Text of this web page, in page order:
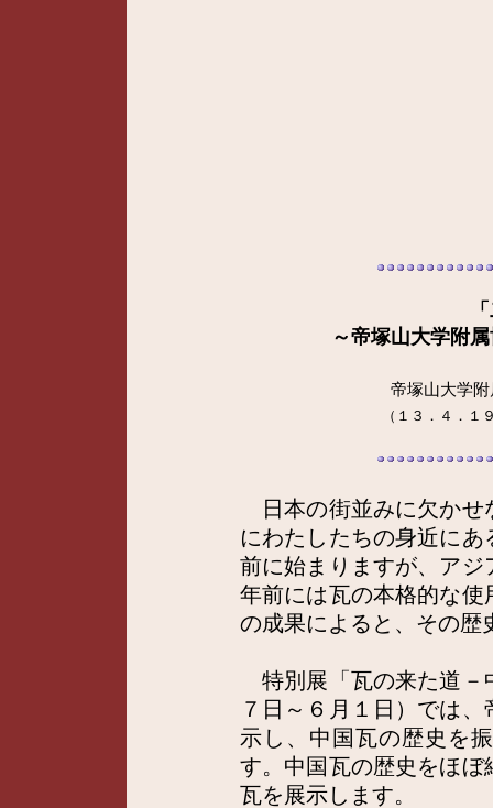
～帝塚山大学附
帝塚山大学
（１３．４．
日本の街並みに欠かせ
にわたしたちの身近に
前に始まりますが、ア
年前には瓦の本格的な
の成果によると、その歴
特別展「瓦の来た道－
７日～６月１日）では
示し、中国瓦の歴史を
す。中国瓦の歴史をほ
瓦を展示します。